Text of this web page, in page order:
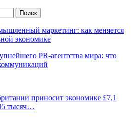
маркетинг: как меняется
экономике
PR-агентства мира: что
приносит экономике £7,1
тысяч…